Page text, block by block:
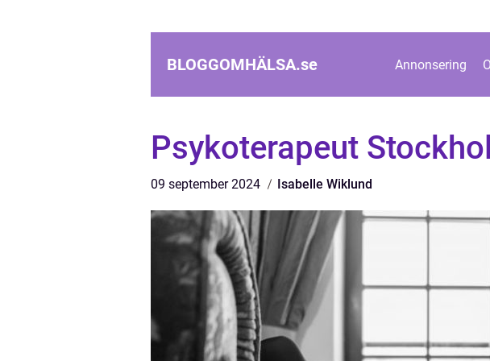
BLOGGOMHÄLSA.se Annonsering
Psykoterapeut
09 september 2024 Isabelle Wiklund